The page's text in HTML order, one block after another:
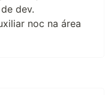
dev.
noc na área